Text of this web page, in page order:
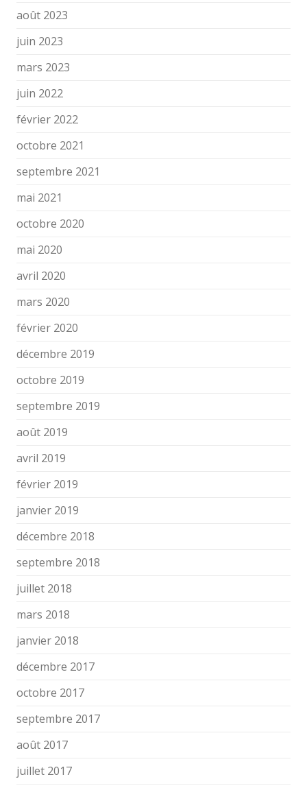
août 2023
juin 2023
mars 2023
juin 2022
février 2022
octobre 2021
septembre 2021
mai 2021
octobre 2020
mai 2020
avril 2020
mars 2020
février 2020
décembre 2019
octobre 2019
septembre 2019
août 2019
avril 2019
février 2019
janvier 2019
décembre 2018
septembre 2018
juillet 2018
mars 2018
janvier 2018
décembre 2017
octobre 2017
septembre 2017
août 2017
juillet 2017